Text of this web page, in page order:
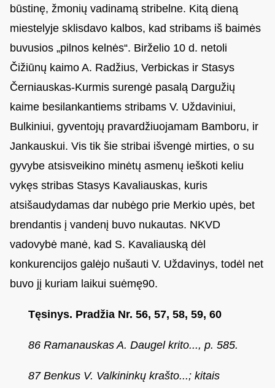
būstinę, žmonių vadinamą stribelne. Kitą dieną
miestelyje sklisdavo kalbos, kad stribams iš baimės
buvusios „pilnos kelnės“. Birželio 10 d. netoli
Čižiūnų kaimo A. Radžius, Verbickas ir Stasys
Černiauskas-Kurmis surengė pasalą Dargužių
kaime besilankantiems stribams V. Uždaviniui,
Bulkiniui, gyventojų pravardžiuojamam Bamboru, ir
Jankauskui. Vis tik šie stribai išvengė mirties, o su
gyvybe atsisveikino minėtų asmenų ieškoti keliu
vykęs stribas Stasys Kavaliauskas, kuris
atsišaudydamas dar nubėgo prie Merkio upės, bet
brendantis į vandenį buvo nukautas. NKVD
vadovybė manė, kad S. Kavaliauską dėl
konkurencijos galėjo nušauti V. Uždavinys, todėl net
buvo jį kuriam laikui suėmę90.
Tęsinys. Pradžia Nr. 56, 57, 58, 59, 60
86 Ramanauskas A. Daugel krito..., p. 585.
87 Benkus V. Valkininkų krašto...; kitais